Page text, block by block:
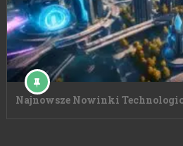
Najnowsze Nowinki